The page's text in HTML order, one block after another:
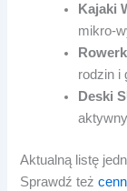
Kajaki
mikro-
rodzin i
Deski
Aktualną listę
Sprawdź też